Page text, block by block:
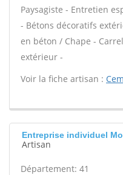
Paysagiste - Entretien
- Bétons décoratifs
en béton / Chape -
extérieur -
Voir la fiche artisan :
Entreprise individuel
Artisan
Département: 41